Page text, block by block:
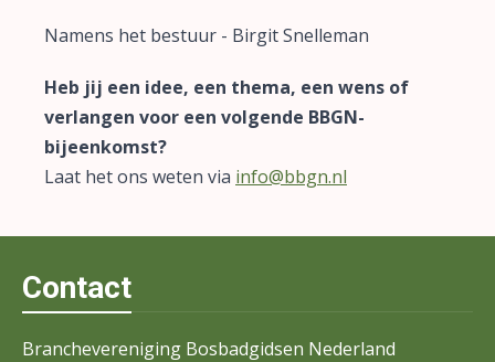
Namens het bestuur - Birgit Snelleman
Heb jij een idee, een thema, een wens of
verlangen voor een volgende BBGN-
bijeenkomst?
Laat het ons weten via info@bbgn.nl
Contact
Branchevereniging Bosbadgidsen Nederland